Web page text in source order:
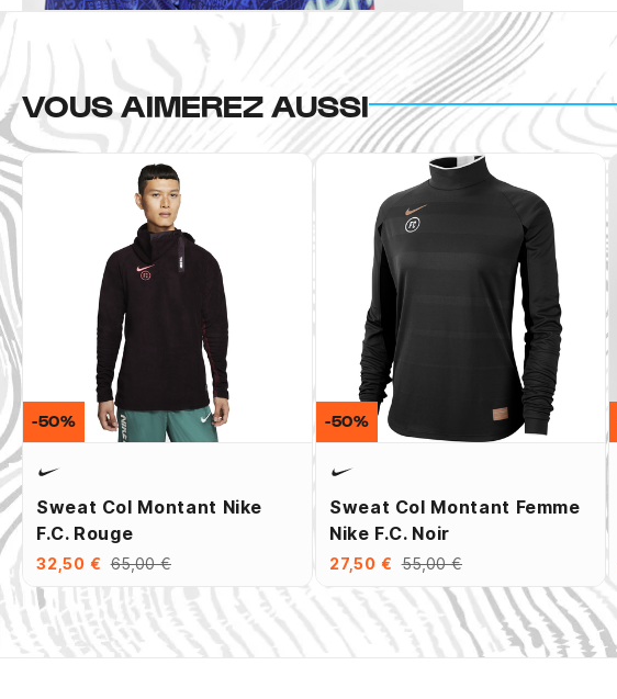
VOUS AIMEREZ AUSSI
Sweat Col Montant Nike
F.C. Rouge
32,50 € 65,00 €
-50%
Sweat Col Montant Femme
Nike F.C. Noir
27,50 € 55,00 €
-50%